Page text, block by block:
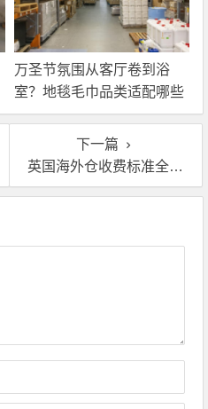
万圣节氛围从客厅卷到浴
室？地毯毛巾品类适配哪些
海外仓服务？
下一篇
英国海外仓收费标准全解析，这样用真能省钱！